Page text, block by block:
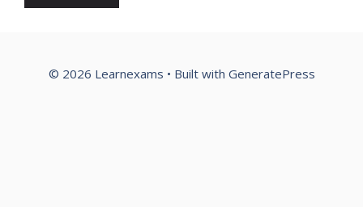
© 2026 Learnexams • Built with GeneratePress